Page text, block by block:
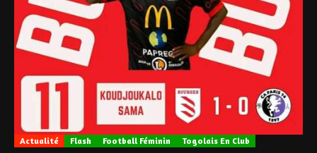
Actualité Flash Football Féminin Togolais En Club